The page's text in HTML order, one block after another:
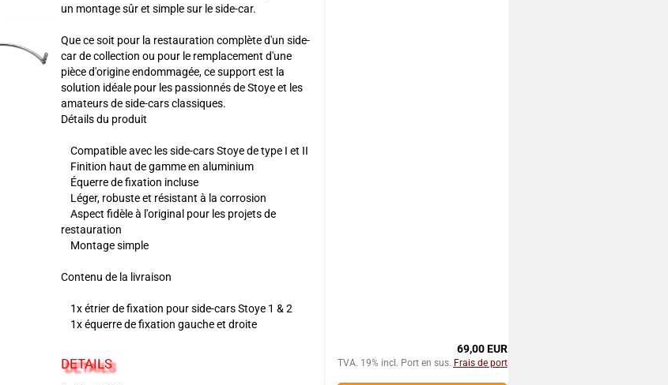
un montage sûr et simple sur le side-car.
Que ce soit pour la restauration complète d'un side-
car de collection ou pour le remplacement d'une
pièce d'origine endommagée, ce support est la
solution idéale pour les passionnés de Stoye et les
amateurs de side-cars classiques.
Détails du produit
Compatible avec les side-cars Stoye de type I et II
Finition haut de gamme en aluminium
Équerre de fixation incluse
Léger, robuste et résistant à la corrosion
Aspect fidèle à l'original pour les projets de
restauration
Montage simple
Contenu de la livraison
1x étrier de fixation pour side-cars Stoye 1 & 2
1x équerre de fixation gauche et droite
DETAILS
69,00 EUR
TVA. 19% incl. Port en sus. Frais de port